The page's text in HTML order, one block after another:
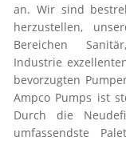
an. Wir sind
herzustellen,
Bereichen
Industrie
bevorzugten
Ampco Pumps ist
Durch die
umfassendste